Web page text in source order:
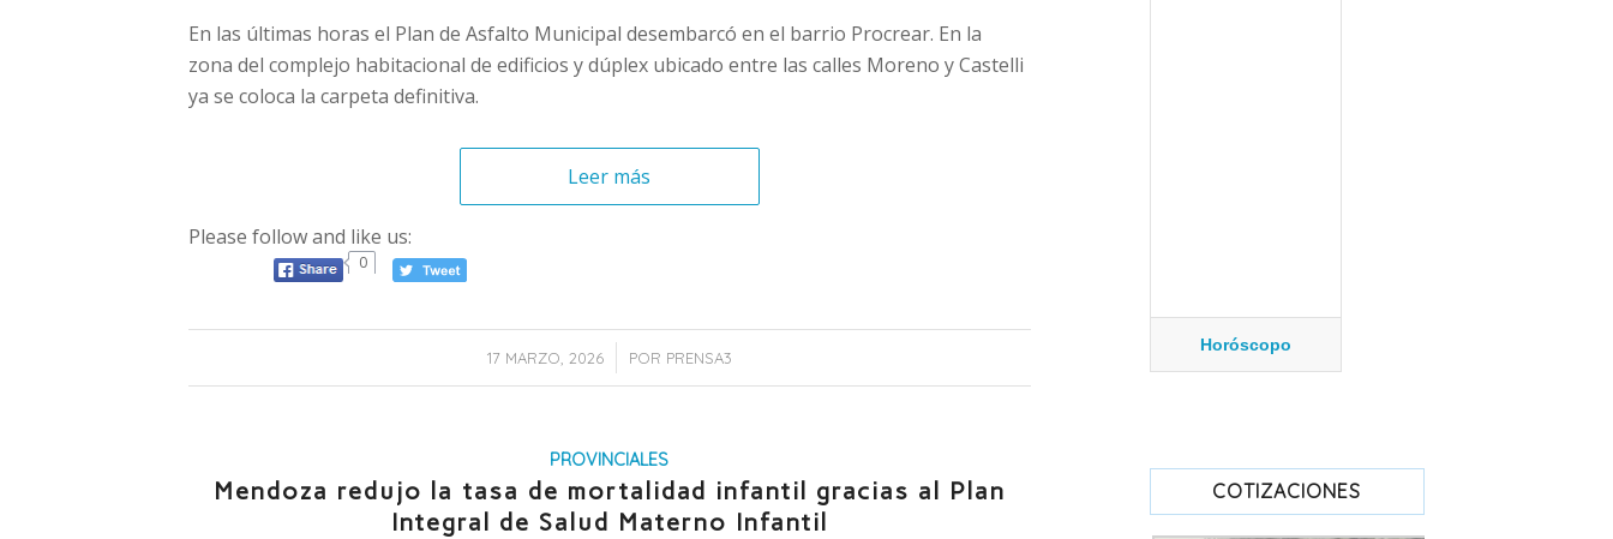
En las últimas horas el Plan de Asfalto Municipal desembarcó en el barrio Procrear. En la
zona del complejo habitacional de edificios y dúplex ubicado entre las calles Moreno y Castelli
ya se coloca la carpeta definitiva.
Leer más
Please follow and like us:
0
17 MARZO, 2026
/ POR PRENSA3
PROVINCIALES
Mendoza redujo la tasa de mortalidad infantil gracias al Plan
Integral de Salud Materno Infantil
Horóscopo
COTIZACIONES